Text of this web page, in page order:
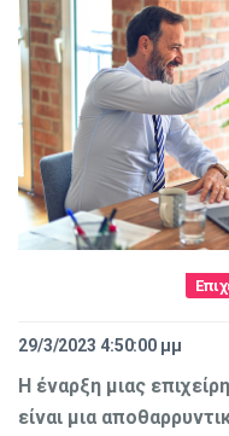
29/3/2023 4:50:00 μμ
Η έναρξη μιας
είναι μια